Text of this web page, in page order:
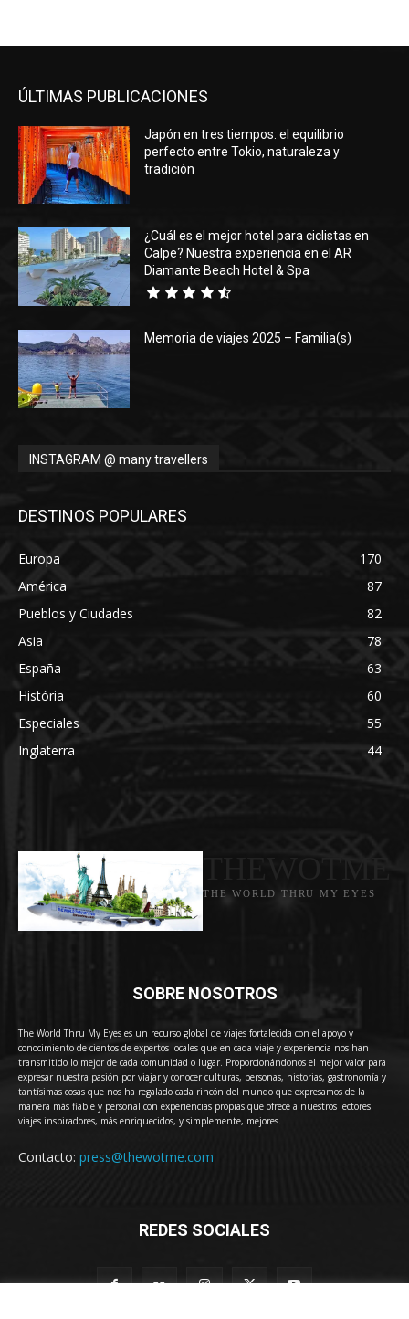
ÚLTIMAS PUBLICACIONES
Japón en tres tiempos: el equilibrio
perfecto entre Tokio, naturaleza y
tradición
¿Cuál es el mejor hotel para ciclistas en
Calpe? Nuestra experiencia en el AR
Diamante Beach Hotel & Spa
Memoria de viajes 2025 – Familia(s)
INSTAGRAM @ many travellers
DESTINOS POPULARES
Europa
170
América
87
Pueblos y Ciudades
82
Asia
78
España
63
História
60
Especiales
55
Inglaterra
44
THE WORLD THRU MY EYES
SOBRE NOSOTROS
The World Thru My Eyes es un recurso global de viajes fortalecida con el apoyo y
conocimiento de cientos de expertos locales que en cada viaje y experiencia nos han
transmitido lo mejor de cada comunidad o lugar. Proporcionándonos el mejor valor para
expresar nuestra pasión por viajar y conocer culturas, personas, historias, gastronomía y
tantísimas cosas que nos ha regalado cada rincón del mundo que expresamos de la
manera más fiable y personal con experiencias propias que ofrece a nuestros lectores
viajes inspiradores, más enriquecidos, y simplemente, mejores.
Contacto: press@thewotme.com
REDES SOCIALES